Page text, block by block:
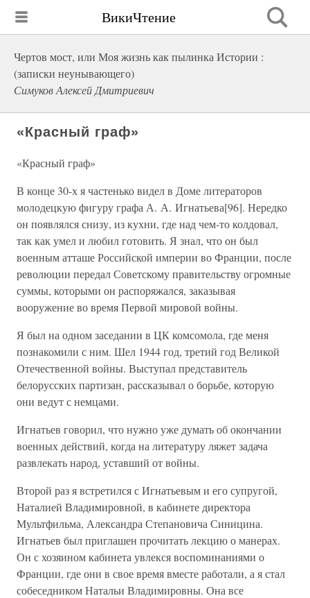
ВикиЧтение
Чертов мост, или Моя жизнь как пылинка Истории :
(записки неунывающего)
Симуков Алексей Дмитриевич
«Красный граф»
«Красный граф»
В конце 30-х я частенько видел в Доме литераторов
молодецкую фигуру графа А. А. Игнатьева[96]. Нередко
он появлялся снизу, из кухни, где над чем-то колдовал,
так как умел и любил готовить. Я знал, что он был
военным атташе Российской империи во Франции, после
революции передал Советскому правительству огромные
суммы, которыми он распоряжался, заказывая
вооружение во время Первой мировой войны.
Я был на одном заседании в ЦК комсомола, где меня
познакомили с ним. Шел 1944 год, третий год Великой
Отечественной войны. Выступал представитель
белорусских партизан, рассказывал о борьбе, которую
они ведут с немцами.
Игнатьев говорил, что нужно уже думать об окончании
военных действий, когда на литературу ляжет задача
развлекать народ, уставший от войны.
Второй раз я встретился с Игнатьевым и его супругой,
Наталией Владимировной, в кабинете директора
Мультфильма, Александра Степановича Синицина.
Игнатьев был приглашен прочитать лекцию о манерах.
Он с хозяином кабинета увлекся воспоминаниями о
Франции, где они в свое время вместе работали, а я стал
собеседником Натальи Владимировны. Она все